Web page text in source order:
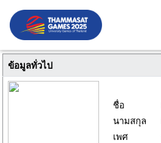
ข้อมูลทั่วไป
ชื่อ
นามสกุล
เพศ